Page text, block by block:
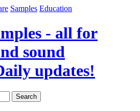
Samples Education
- all for
sound
updates!
Search